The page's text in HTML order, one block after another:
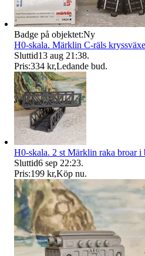
Badge på objektet:Ny
H0-skala. Märklin C-räls
Sluttid13 aug 21:38.
Pris:334 kr,Ledande bud.
H0-skala. 2 st Märklin raka broar i
Sluttid6 sep 22:23.
Pris:199 kr,Köp nu.